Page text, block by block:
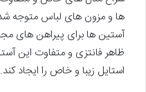
ها و مزون های لباس متوجه
آستین ها برای پیراهن های
ظاهر فانتزی و متفاوت این
استایل زیبا و خاص را ایجاد کند.